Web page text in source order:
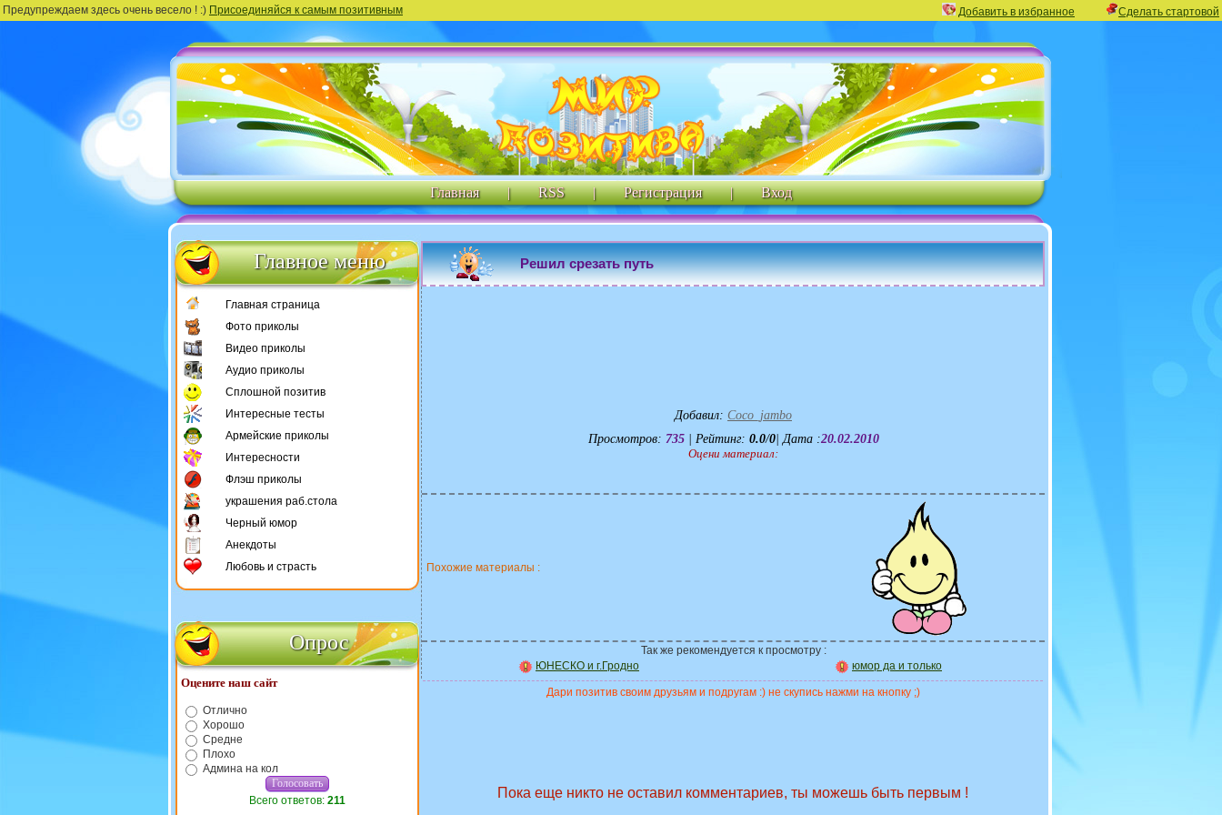
Предупреждаем здесь очень весело ! :) Присоединяйся к самым позитивным Добавить в избранное Сделать стартовой
Главная | RSS | Регистрация | Вход
Главное меню
Главная страница
Фото приколы
Видео приколы
Аудио приколы
Сплошной позитив
Интересные тесты
Армейские приколы
Интересности
Флэш приколы
украшения раб.стола
Черный юмор
Анекдоты
Любовь и страсть
Опрос
Оцените наш сайт
Отлично
Хорошо
Средне
Плохо
Админа на кол
Всего ответов: 211
Решил срезать путь
Добавил: Coco_jambo
Просмотров: 735| Рейтинг: 0.0/0| Дата :20.02.2010
Оцени материал:
Похожие материалы :
Так же рекомендуется к просмотру :
ЮНЕСКО и г.Гродно
юмор да и только
Дари позитив своим друзьям и подругам :) не скупись нажми на кнопку ;)
Пока еще никто не оставил комментариев, ты можешь быть первым !